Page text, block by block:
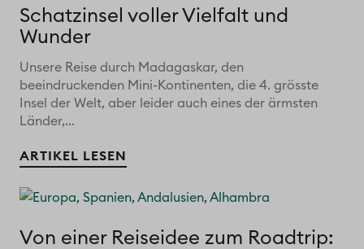
Schatzinsel voller Vielfalt und
Wunder
Unsere Reise durch Madagaskar, den
beeindruckenden Mini-Kontinenten, die 4. grösste
Insel der Welt, aber leider auch eines der ärmsten
Länder,...
ARTIKEL LESEN
Von einer Reiseidee zum Roadtrip: